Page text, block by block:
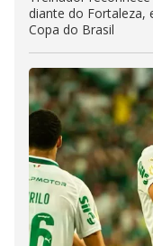
diante do Fortaleza,
Copa do Brasil